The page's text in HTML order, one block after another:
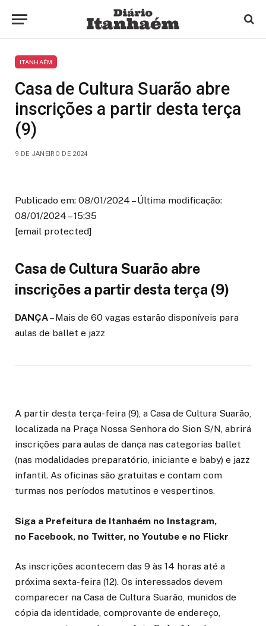
ITANHAÉM
Casa de Cultura Suarão abre
inscrições a partir desta terça
(9)
9 DE JANEIRO DE 2024
Publicado em: 08/01/2024 – Última modificação:
08/01/2024 – 15:35
[email protected]
Casa de Cultura Suarão abre
inscrições a partir desta terça (9)
DANÇA– Mais de 60 vagas estarão disponíveis para
aulas de ballet e jazz
A partir desta terça-feira (9), a Casa de Cultura Suarão,
localizada na Praça Nossa Senhora do Sion S/N, abrirá
inscrições para aulas de dança nas categorias ballet
(nas modalidades preparatório, iniciante e baby) e jazz
infantil. As oficinas são gratuitas e contam com
turmas nos períodos matutinos e vespertinos.
Siga a Prefeitura de Itanhaém no Instagram,
no Facebook, no Twitter, no Youtube e no Flickr
As inscrições acontecem das 9 às 14 horas até a
próxima sexta-feira (12). Os interessados devem
comparecer na Casa de Cultura Suarão, munidos de
cópia da identidade, comprovante de endereço,